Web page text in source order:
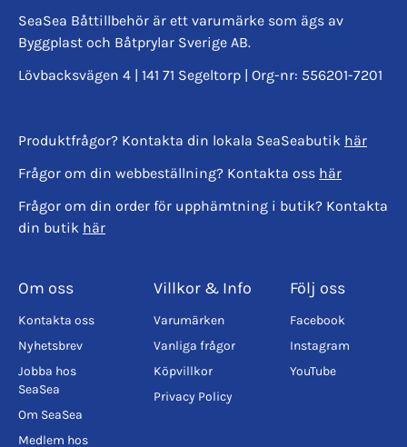
SeaSea Båttillbehör är ett varumärke som ägs av
Byggplast och Båtprylar Sverige AB.
Lövbacksvägen 4 | 141 71 Segeltorp | Org-nr: 556201-7201
Produktfrågor? Kontakta din lokala SeaSeabutik här
Frågor om din webbeställning? Kontakta oss här
Frågor om din order för upphämtning i butik? Kontakta
din butik här
Om oss
Kontakta oss
Nyhetsbrev
Jobba hos
SeaSea
Om SeaSea
Medlem hos
Villkor & Info
Varumärken
Vanliga frågor
Köpvillkor
Privacy Policy
Följ oss
Facebook
Instagram
YouTube